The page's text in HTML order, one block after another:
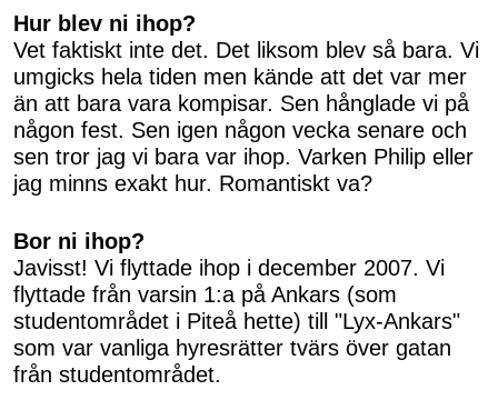
Hur blev ni ihop?
Vet faktiskt inte det. Det liksom blev så bara. Vi
umgicks hela tiden men kände att det var mer
än att bara vara kompisar. Sen hånglade vi på
någon fest. Sen igen någon vecka senare och
sen tror jag vi bara var ihop. Varken Philip eller
jag minns exakt hur. Romantiskt va?
Bor ni ihop?
Javisst! Vi flyttade ihop i december 2007. Vi
flyttade från varsin 1:a på Ankars (som
studentområdet i Piteå hette) till "Lyx-Ankars"
som var vanliga hyresrätter tvärs över gatan
från studentområdet.